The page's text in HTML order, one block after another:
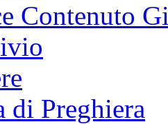
Contenuto
di Preghiera